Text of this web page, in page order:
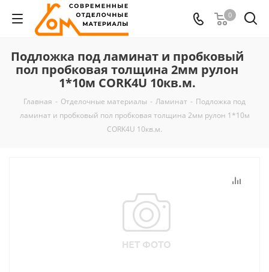
0
Подложка под ламинат и пробковый
пол пробковая толщина 2мм рулон
1*10м CORK4U 10кв.м.
Главная - Отделочные материалы - Ламинат - Подложка под
ламинат и пробковый пол пробковая толщина 2мм рулон 1*10м
CORK4U 10кв.м.